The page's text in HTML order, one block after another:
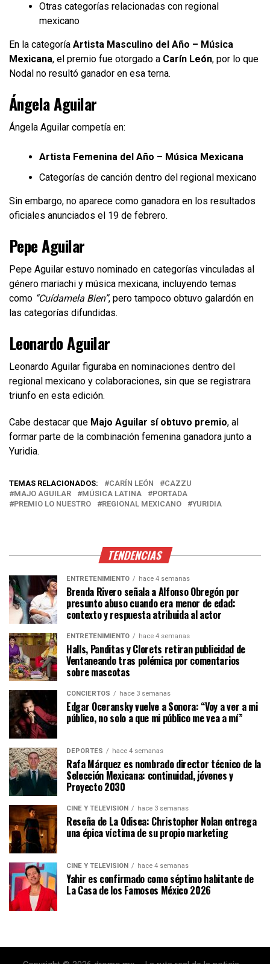
Otras categorías relacionadas con regional
mexicano
En la categoría Artista Masculino del Año – Música
Mexicana, el premio fue otorgado a Carín León, por lo que
Nodal no resultó ganador en esa terna.
Ángela Aguilar
Ángela Aguilar competía en:
Artista Femenina del Año – Música Mexicana
Categorías de canción dentro del regional mexicano
Sin embargo, no aparece como ganadora en los resultados
oficiales anunciados el 19 de febrero.
Pepe Aguilar
Pepe Aguilar estuvo nominado en categorías vinculadas al
género mariachi y música mexicana, incluyendo temas
como “Cuídamela Bien”, pero tampoco obtuvo galardón en
las categorías difundidas.
Leonardo Aguilar
Leonardo Aguilar figuraba en nominaciones dentro del
regional mexicano y colaboraciones, sin que se registrara
triunfo en esta edición.
Cabe destacar que Majo Aguilar sí obtuvo premio, al
formar parte de la combinación femenina ganadora junto a
Yuridia.
TEMAS RELACIONADOS: CARÍN LEÓN
CAZZU
MAJO AGUILAR
MÚSICA LATINA
PORTADA
PREMIO LO NUESTRO
REGIONAL MEXICANO YURIDIA
TENDENCIAS
ENTRETENIMIENTO hace 4 semanas
Brenda Rivero señala a Alfonso Obregón por
presunto abuso cuando era menor de edad:
contexto y respuesta atribuida al actor
ENTRETENIMIENTO hace 4 semanas
Halls, Panditas y Clorets retiran publicidad de
Ventaneando tras polémica por comentarios
sobre mascotas
CONCIERTOS hace 3 semanas
Edgar Oceransky vuelve a Sonora: “Voy a ver a mi
público, no solo a que mi público me vea a mí”
DEPORTES hace 4 semanas
Rafa Márquez es nombrado director técnico de la
Selección Mexicana: continuidad, jóvenes y
Proyecto 2030
CINE Y TELEVISIÓN hace 3 semanas
Reseña de La Odisea: Christopher Nolan entrega
una épica víctima de su propio marketing
CINE Y TELEVISIÓN hace 4 semanas
Yahir es confirmado como séptimo habitante de
La Casa de los Famosos México 2026